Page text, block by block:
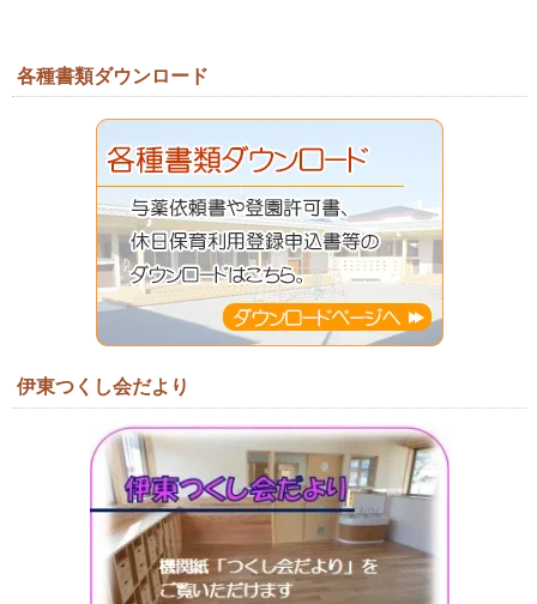
各種書類ダウンロード
伊東つくし会だより